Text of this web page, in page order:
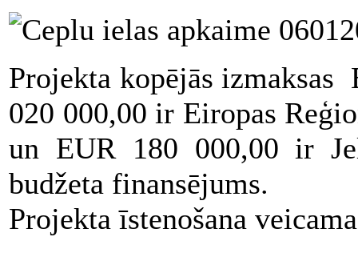
Projekta kopējās izmaksas
020 000,00 ir Eiropas
un EUR 180 000,00 ir
budžeta finansējums.
Projekta īstenošana